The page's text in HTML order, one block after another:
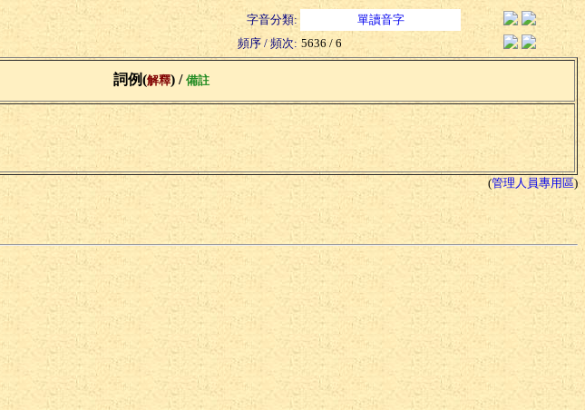
字音分類:
單讀音字
頻序 / 頻次: 5636 / 6
詞例(解釋) / 備註
(管理人員專用區)